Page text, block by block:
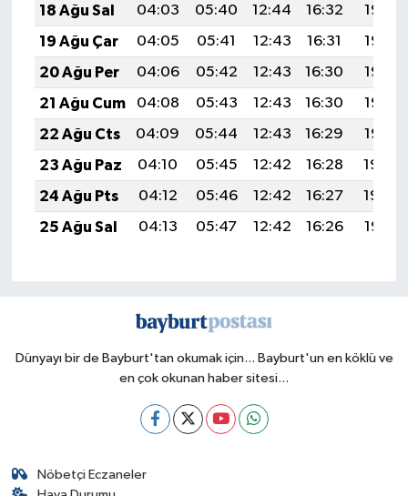
18 Ağu Sal
04:03 05:40 12:44 16:32
19:38
19 Ağu Çar
04:05 05:41 12:43 16:31
19:36
20 Ağu Per
04:06 05:42 12:43 16:30
19:35
21 Ağu Cum
04:08 05:43 12:43 16:30
19:33
22 Ağu Cts
04:09 05:44 12:43 16:29
19:32
23 Ağu Paz
04:10 05:45 12:42 16:28
19:30
24 Ağu Pts
04:12 05:46 12:42 16:27
19:29
25 Ağu Sal
04:13 05:47 12:42 16:26 19:27
Dünyayı bir de Bayburt'tan okumak için... Bayburt'un en köklü ve
en çok okunan haber sitesi...
Nöbetçi Eczaneler